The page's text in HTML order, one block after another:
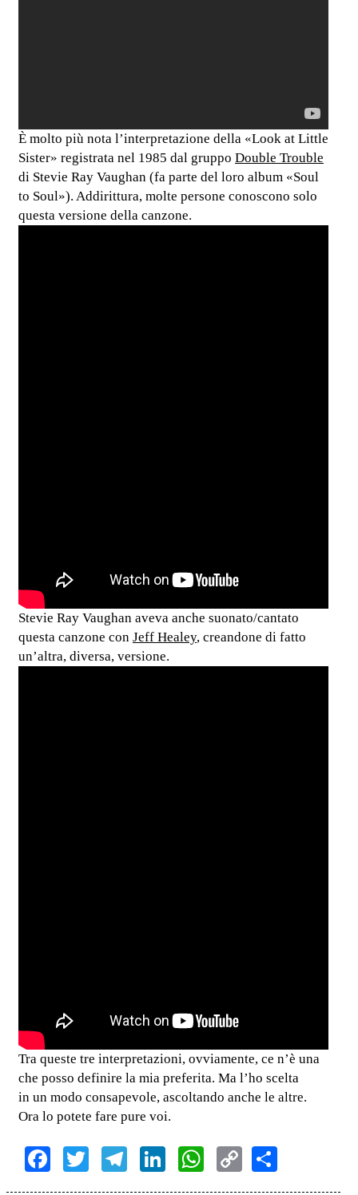
È molto più nota l’interpretazione della «Look at Little
Sister» registrata nel 1985 dal gruppo Double Trouble
di Stevie Ray Vaughan (fa parte del loro album «Soul
to Soul»). Addirittura, molte persone conoscono solo
questa versione della canzone.
Stevie Ray Vaughan aveva anche suonato/cantato
questa canzone con Jeff Healey, creandone di fatto
un’altra, diversa, versione.
Tra queste tre interpretazioni, ovviamente, ce n’è una
che posso definire la mia preferita. Ma l’ho scelta
in un modo consapevole, ascoltando anche le altre.
Ora lo potete fare pure voi.
Facebook
TwitterTelegram
LinkedInWhatsApp
Copy
Link